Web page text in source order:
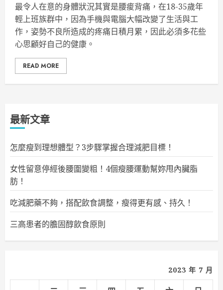
最令人在意的身體狀況其實是腰痠背痛，在18-35歲年
輕上班族群中，因為手機與電腦大幅改變了生活與工
作，姿勢不良所造成的疼痛日積月累，因此必須多花些
心思顧好自己的健康。
READ MORE
最新文章
怎麼瘦到理想體型？3步驟掌握合理減肥目標！
女性留意停經後腰圍變粗！4個瘦腰運動幫妳甩內臟脂
肪！
吃減肥藥不夠，搭配飲食調整，瘦得更有感、持久！
三高患者的膽固醇飲食原則
2023 年 7 月